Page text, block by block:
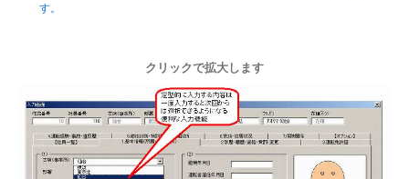
す。
クリックで拡大します